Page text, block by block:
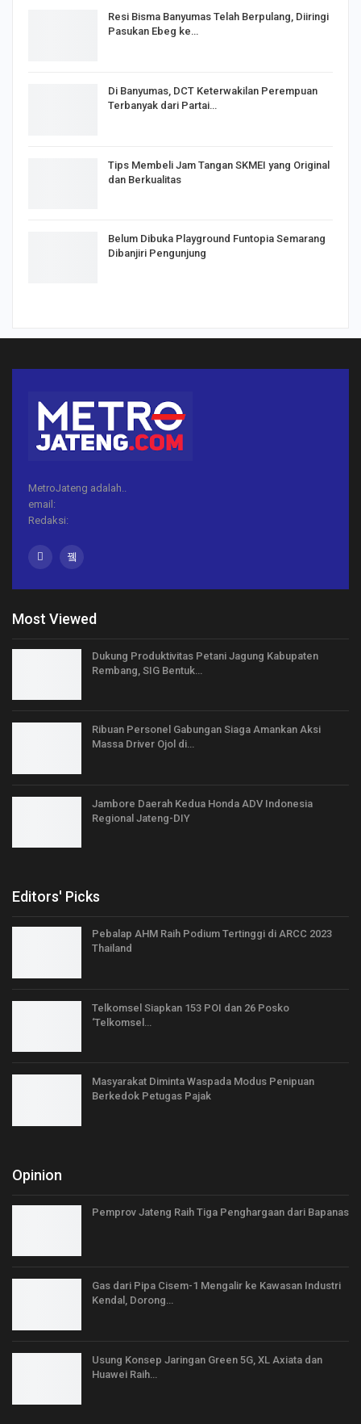
Resi Bisma Banyumas Telah Berpulang, Diiringi
Pasukan Ebeg ke…
Di Banyumas, DCT Keterwakilan Perempuan
Terbanyak dari Partai…
Tips Membeli Jam Tangan SKMEI yang Original
dan Berkualitas
Belum Dibuka Playground Funtopia Semarang
Dibanjiri Pengunjung
MetroJateng adalah..
email:
Redaksi:
Most Viewed
Dukung Produktivitas Petani Jagung Kabupaten
Rembang, SIG Bentuk…
Ribuan Personel Gabungan Siaga Amankan Aksi
Massa Driver Ojol di…
Jambore Daerah Kedua Honda ADV Indonesia
Regional Jateng-DIY
Editors' Picks
Pebalap AHM Raih Podium Tertinggi di ARCC 2023
Thailand
Telkomsel Siapkan 153 POI dan 26 Posko
‘Telkomsel…
Masyarakat Diminta Waspada Modus Penipuan
Berkedok Petugas Pajak
Opinion
Pemprov Jateng Raih Tiga Penghargaan dari Bapanas
Gas dari Pipa Cisem-1 Mengalir ke Kawasan Industri
Kendal, Dorong…
Usung Konsep Jaringan Green 5G, XL Axiata dan
Huawei Raih…